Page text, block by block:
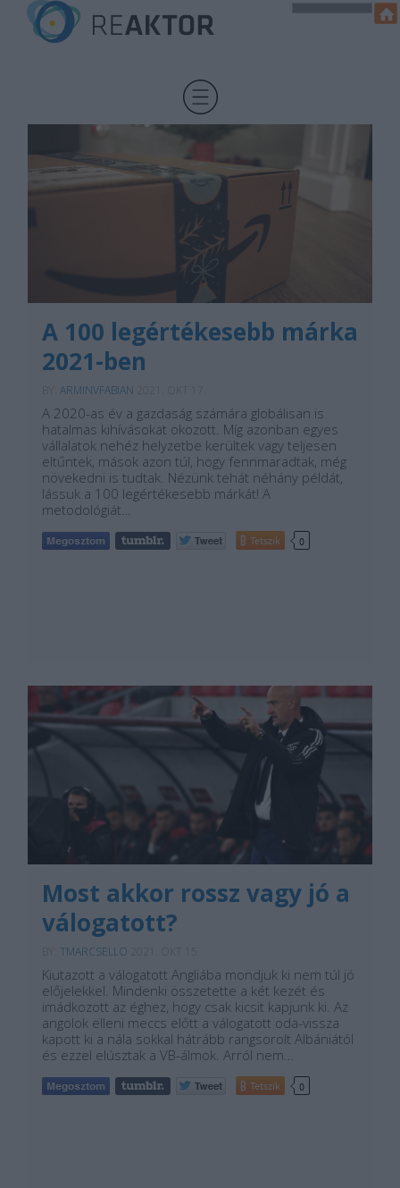
A 100 legértékesebb márka
2021-ben
ARMINVFABIAN
A 2020-as év a gazdaság számára globálisan is
hatalmas kihívásokat okozott. Míg azonban egyes
vállalatok nehéz helyzetbe kerültek vagy teljesen
eltűntek, mások azon túl, hogy fennmaradtak, még
növekedni is tudtak. Nézünk tehát néhány példát,
lássuk a 100 legértékesebb márkát! A
metodológiát…
Tetszik 0
Most akkor rossz vagy jó a
válogatott?
TMARCSELLO
Kiutazott a válogatott Angliába mondjuk ki nem túl jó
előjelekkel. Mindenki összetette a két kezét és
imádkozott az éghez, hogy csak kicsit kapjunk ki. Az
angolok elleni meccs előtt a válogatott oda-vissza
kapott ki a nála sokkal hátrább rangsorolt Albániától
és ezzel elúsztak a VB-álmok. Arról nem…
Tetszik 0